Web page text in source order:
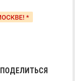
ПОДЕЛИТЬСЯ